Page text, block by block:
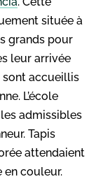
située à
grands pour
leur arrivée
sont accueillis
L’école
admissibles
Tapis
attendaient
en couleur.